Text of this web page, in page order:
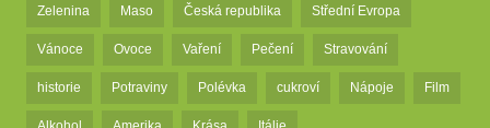
Zelenina Maso Česká republika Střední Evropa
Vánoce Ovoce Vaření Pečení Stravování
historie Potraviny Polévka cukroví Nápoje Film